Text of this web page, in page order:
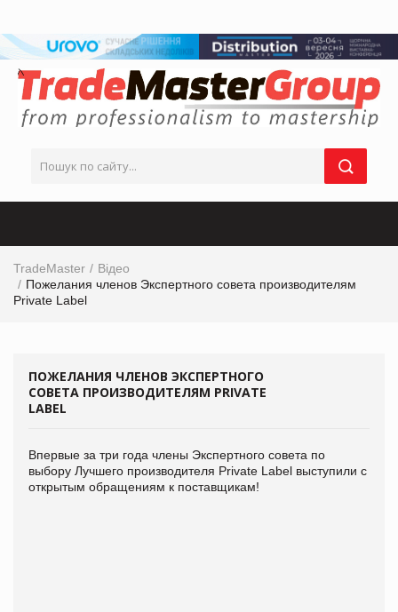
TradeMaster
Відео
Пожелания членов Экспертного совета производителям
Private Label
ПОЖЕЛАНИЯ ЧЛЕНОВ ЭКСПЕРТНОГО
СОВЕТА ПРОИЗВОДИТЕЛЯМ PRIVATE
LABEL
Впервые за три года члены Экспертного совета по
выбору Лучшего производителя Private Label выступили с
открытым обращениям к поставщикам!